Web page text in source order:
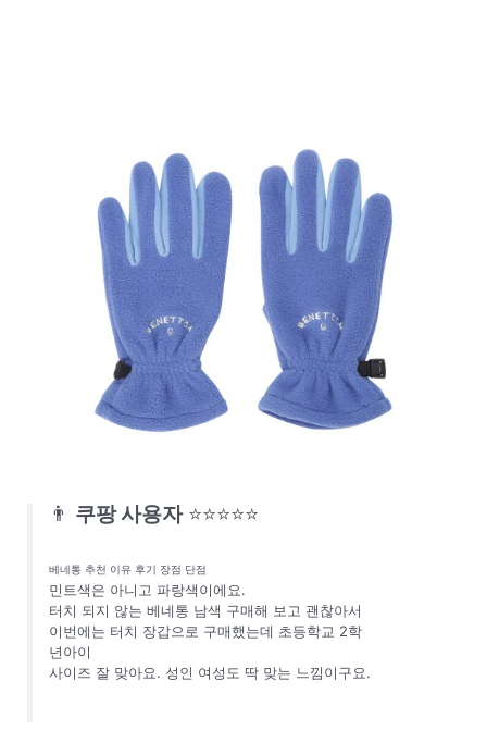
👨 쿠팡 사용자 ⭐⭐⭐⭐⭐
베네통 추천 이유 후기 장점 단점
민트색은 아니고 파랑색이에요.
터치 되지 않는 베네통 남색 구매해 보고 괜찮아서
이번에는 터치 장갑으로 구매했는데 초등학교 2학
년아이
사이즈 잘 맞아요. 성인 여성도 딱 맞는 느낌이구요.